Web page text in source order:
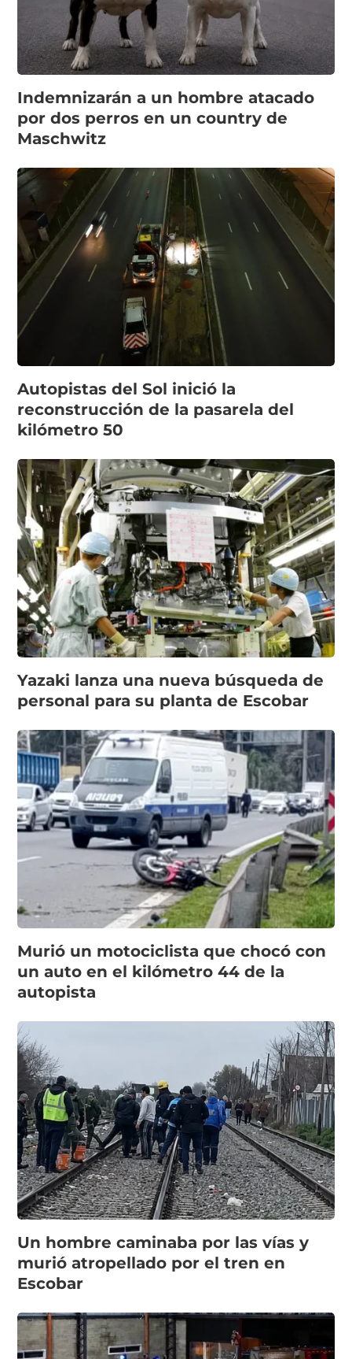
Indemnizarán a un hombre atacado
por dos perros en un country de
Maschwitz
Autopistas del Sol inició la
reconstrucción de la pasarela del
kilómetro 50
Yazaki lanza una nueva búsqueda de
personal para su planta de Escobar
Murió un motociclista que chocó con
un auto en el kilómetro 44 de la
autopista
Un hombre caminaba por las vías y
murió atropellado por el tren en
Escobar